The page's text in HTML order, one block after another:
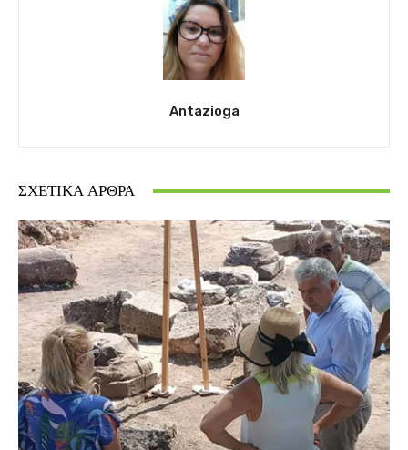
Antazioga
ΣΧΕΤΙΚΆ ΆΡΘΡΑ